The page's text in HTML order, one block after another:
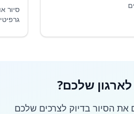
סיור
שלכם?
את הסיור בדיוק לצרכים שלכם